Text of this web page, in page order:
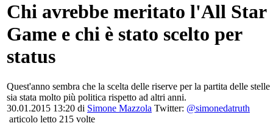
Chi avrebbe meritato l'All Star
Game e chi è stato scelto per
status
Quest'anno sembra che la scelta delle riserve per la partita delle stelle
sia stata molto più politica rispetto ad altri anni.
30.01.2015 13:20 di Simone Mazzola Twitter: @simonedatruth
articolo letto 215 volte